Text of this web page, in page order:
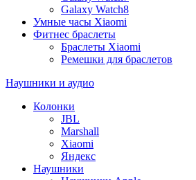
Galaxy Watch8
Умные часы Xiaomi
Фитнес браслеты
Браслеты Xiaomi
Ремешки для браслетов
Наушники и аудио
Колонки
JBL
Marshall
Xiaomi
Яндекс
Наушники